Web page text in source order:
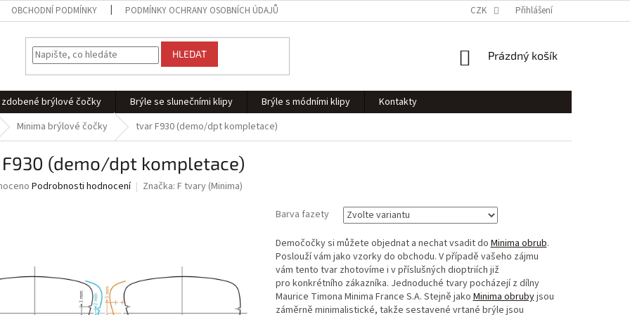
OBCHODNÍ PODMÍNKY PODMÍNKY OCHRANY OSOBNÍCH ÚDAJŮ CZK Přihlášení
HLEDAT
NÁKUPNÍ
Prázdný košík
brýlové čočky Brýle se slunečními klipy Brýle s módními klipy
Kontakty
Minima brýlové čočky tvar F930 (demo/dpt kompletace)
(demo/dpt kompletace)
Podrobnosti hodnocení Značka: F tvary (Minima)
Barva fazety
Demočočky si můžete objednat a nechat vsadit doMinima obrub.
Poslouží vám jako vzorky do obchodu. V případě vašeho zájmu
vám tento tvar zhotovíme i v příslušných dioptriích již
pro konkrétního zákazníka. Jednoduché tvary pocházejí z dílny
Maurice Timona Minima France S.A. Stejně jakoMinima obrubyjsou
záměrně minimalistické, takže sestavené vrtané brýle jsou